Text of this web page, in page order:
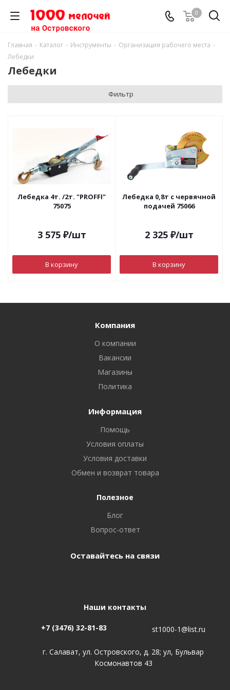
0
Главная - Каталог - Инструменты - Организация рабочего места -
Лебедки
Лебедки
Фильтр
Лебедка 4т. /2т. "PROFFI"
75075
3 575₽/шт
В корзину
Лебедка 0,8т с червячной
подачей 75066
2 325₽/шт
В корзину
Компания
О компании
Вакансии
Магазины
Политика
Информация
Помощь
Условия оплаты
Условия доставки
Обмен и возврат товара
Полезное
Блог
Вопрос-ответ
Оставайтесь на связи
Наши контакты
+7 (3476) 32-81-83 st1000-1@list.ru
г. Салават, ул. Островского, д. 28; ул, Бульвар
Космонавтов 43